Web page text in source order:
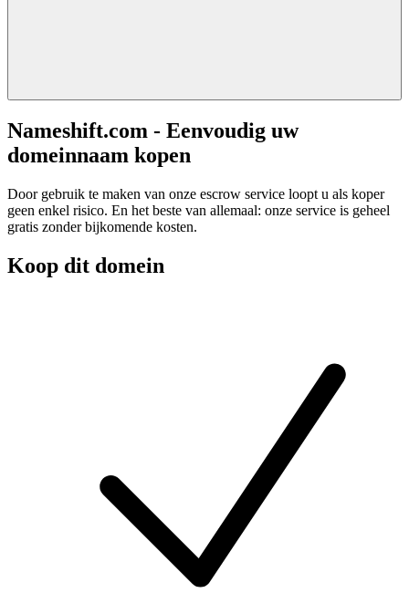
Nameshift.com - Eenvoudig uw
domeinnaam kopen
Door gebruik te maken van onze escrow service loopt u als koper
geen enkel risico. En het beste van allemaal: onze service is geheel
gratis zonder bijkomende kosten.
Koop dit domein